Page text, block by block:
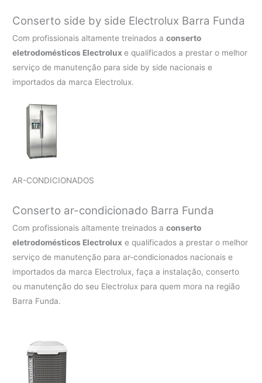
Conserto side by side Electrolux Barra Funda
Com profissionais altamente treinados aconserto
eletrodomésticos Electroluxe qualificados a prestar o melhor
serviço de manutenção para side by side nacionais e
importados da marca Electrolux.
AR-CONDICIONADOS
Conserto ar-condicionado Barra Funda
Com profissionais altamente treinados aconserto
eletrodomésticos Electrolux e qualificados a prestar o melhor
serviço de manutenção para ar-condicionados nacionais e
importados da marca Electrolux, faça a instalação, conserto
ou manutenção do seu Electrolux para quem mora na região
Barra Funda.